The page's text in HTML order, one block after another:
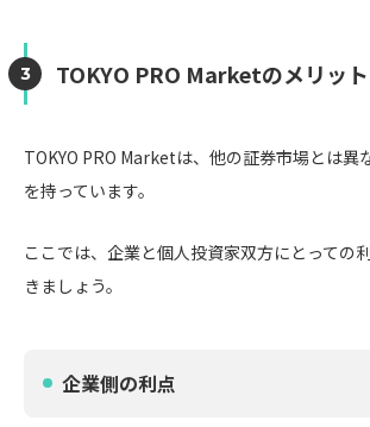
TOKYO PRO Marketのメリット
TOKYO PRO Marketは、他の証券市場とは異
を持っています。
ここでは、企業と個人投資家双方にとっての
きましょう。
企業側の利点